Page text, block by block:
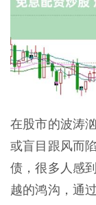
在股市的波涛
或盲目跟风而
债，很多人感
越的鸿沟，通